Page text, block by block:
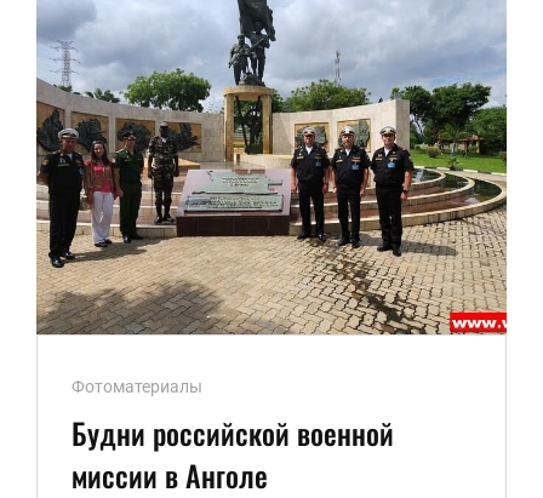
ФЛОТА.
Ссылки
рубрик
Фотоматериалы
Будни российской военной
миссии в Анголе